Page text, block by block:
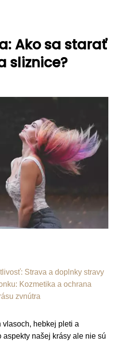
Ako sa starať
sliznice?
Strava a doplnky stravy
Kozmetika a ochrana
zvnútra
vlasoch, hebkej pleti a
našej krásy ale nie sú